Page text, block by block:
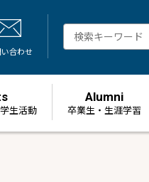
合わせ
生活動
Alumni
卒業生・生涯学習